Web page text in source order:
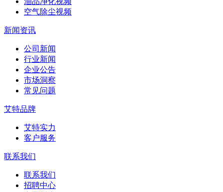
空气除尘视频
新闻资讯
公司新闻
行业新闻
企业公告
市场洞察
常见问题
艾特品牌
艾特实力
客户服务
联系我们
联系我们
招聘中心